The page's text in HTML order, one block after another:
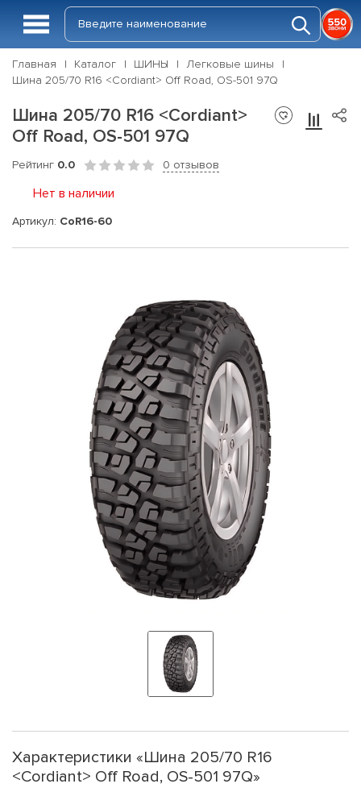
Главная Каталог ШИНЫ
Легковые шины
Шина 205/70 R16 <Cordiant> Off Road, OS-501 97Q
Шина 205/70 R16 <Cordiant>
Off Road, OS-501 97Q
Рейтинг 0.0 0 отзывов
Нет в наличии
Артикул: CoR16-60
Характеристики «Шина 205/70 R16
<Cordiant> Off Road, OS-501 97Q»